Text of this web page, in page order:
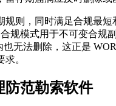
规则，同时满足合规最短
合规模式用于不可变合
也无法删除，这正是
。
防范勒索软件